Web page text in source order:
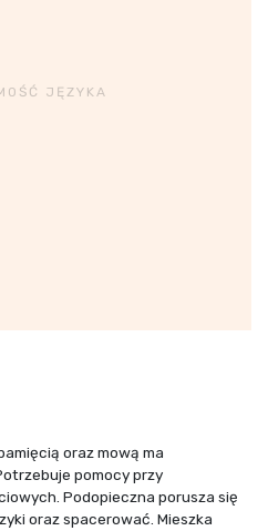
JĘZYKA
oraz mową ma
pomocy przy
Podopieczna porusza się
oraz spacerować. Mieszka